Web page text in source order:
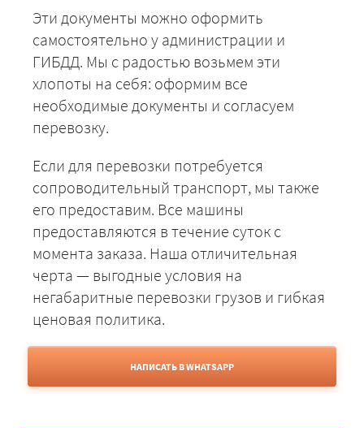
Эти документы можно оформить
самостоятельно у администрации и
ГИБДД. Мы с радостью возьмем эти
хлопоты на себя: оформим все
необходимые документы и согласуем
перевозку.
Если для перевозки потребуется
сопроводительный транспорт, мы также
его предоставим. Все машины
предоставляются в течение суток с
момента заказа. Наша отличительная
черта — выгодные условия на
негабаритные перевозки грузов и гибкая
ценовая политика.
НАПИСАТЬ В WHATSAPP